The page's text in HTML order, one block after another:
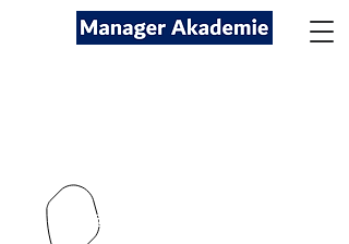
kontakt@managerakademie.com